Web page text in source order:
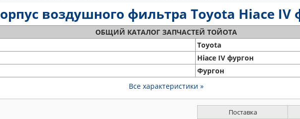
воздушного фильтра Toyota Hiace IV
ОБЩИЙ КАТАЛОГ ЗАПЧАСТЕЙ ТОЙОТА
Toyota
Hiace IV фургон
Фургон
Все характеристики »
Поставка